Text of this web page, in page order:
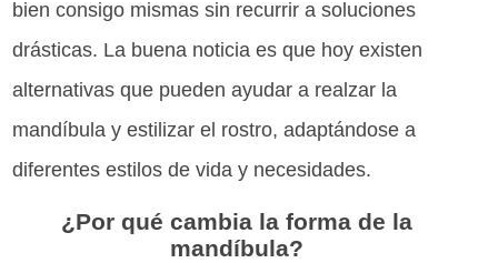
bien consigo mismas sin recurrir a soluciones
drásticas. La buena noticia es que hoy existen
alternativas que pueden ayudar a realzar la
mandíbula y estilizar el rostro, adaptándose a
diferentes estilos de vida y necesidades.
¿Por qué cambia la forma de la
mandíbula?